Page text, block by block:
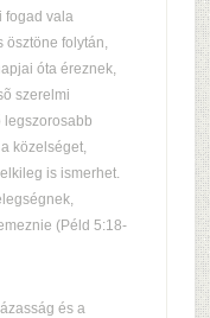
fogad vala
ösztöne folytán,
óta éreznek,
szerelmi
legszorosabb
közelséget,
is ismerhet.
(Péld 5:18-
és a